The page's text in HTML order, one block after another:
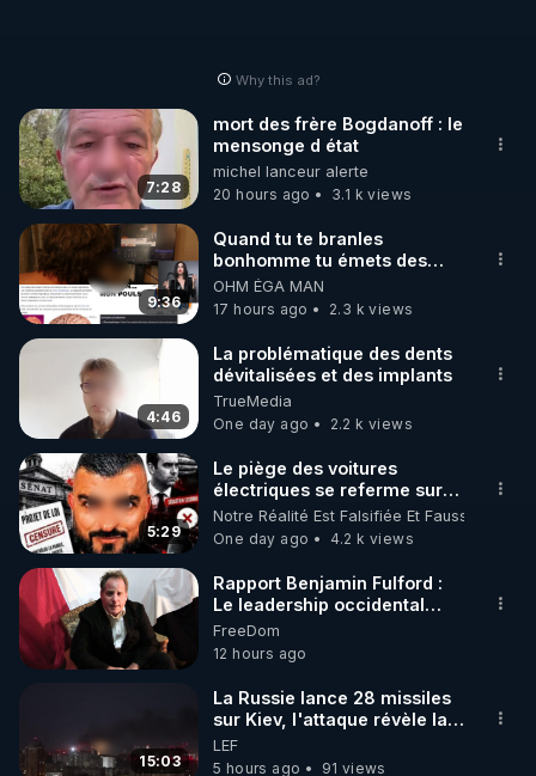
Why this ad?
7:28
mort des frère Bogdanoff : le
mensonge d état
michel lanceur alerte
20 hours ago
3.1 k views
9:36
Quand tu te branles
bonhomme tu émets des
ondes ils ont juste omis de
t'expliquer
OHM ÉGA MAN
17 hours ago
2.3 k views
4:46
La problématique des dents
dévitalisées et des implants
TrueMedia
One day ago
2.2 k views
5:29
Le piège des voitures
électriques se referme sur
les usagers !
Notre Réalité Est Falsifiée Et Fausse
One day ago
4.2 k views
Rapport Benjamin Fulford :
Le leadership occidental
dysfonctionnel s’enfonce
dans une spirale infernale
tandis que l’Arabie saoudite
s’effondre – 3 août 2026 ***
https://prepareforchange.net/2026/
fulford-report-
dysfunctional-western-
FreeDom
12 hours ago
15:03
La Russie lance 28 missiles
sur Kiev, l'attaque révèle la
faiblesse de Kiev
LEF
5 hours ago
91 views